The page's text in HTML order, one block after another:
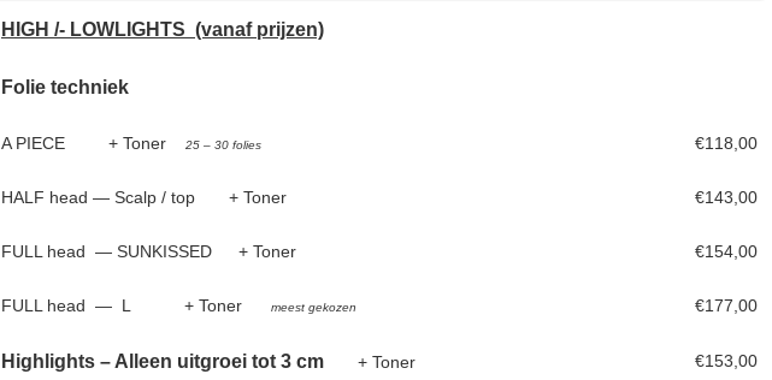
HIGH /- LOWLIGHTS (vanaf prijzen)
Folie techniek
A PIECE + Toner 25 – 30 folies €118,00
HALF head — Scalp / top + Toner €143,00
FULL head — SUNKISSED + Toner €154,00
FULL head — L + Toner meest gekozen €177,00
Highlights – Alleen uitgroei tot 3 cm + Toner €153,00